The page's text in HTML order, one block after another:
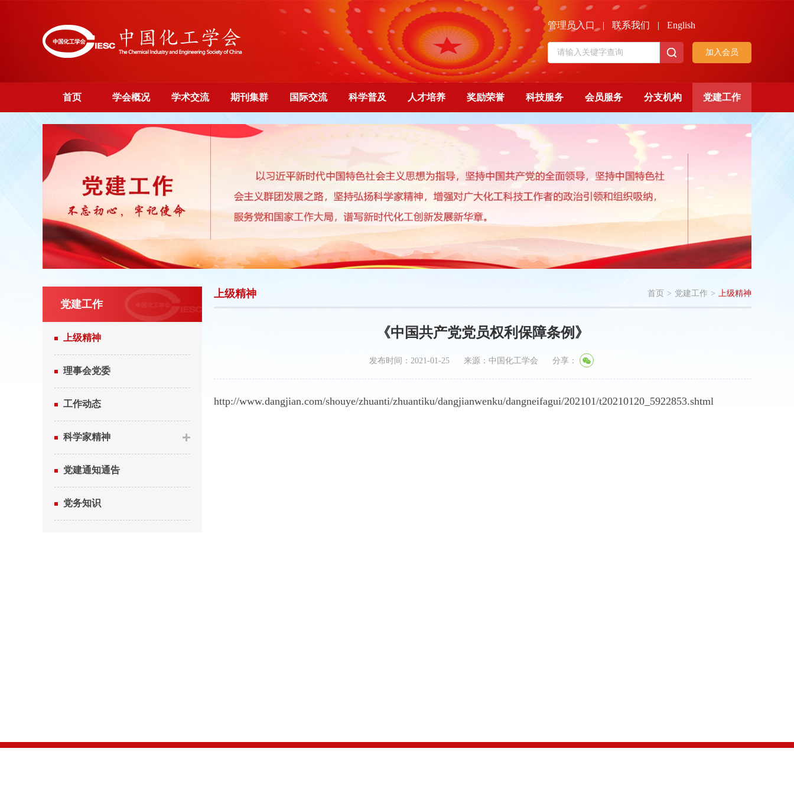
管理员入口 | 联系我们 | English
加入会员
首页 学会概况 学术交流 期刊集群 国际交流 科学普及 人才培养 奖励荣誉 科技服务 会员服务 分支机构 党建工作
党建工作
上级精神
理事会党委
工作动态
科学家精神
党建通知通告
党务知识
上级精神 首页 > 党建工作 > 上级精神
《中国共产党党员权利保障条例》
发布时间：2021-01-25 来源：中国化工学会 分享：
http://www.dangjian.com/shouye/zhuanti/zhuantiku/dangjianwenku/dangneifagui/202101/t20210120_5922853.shtml